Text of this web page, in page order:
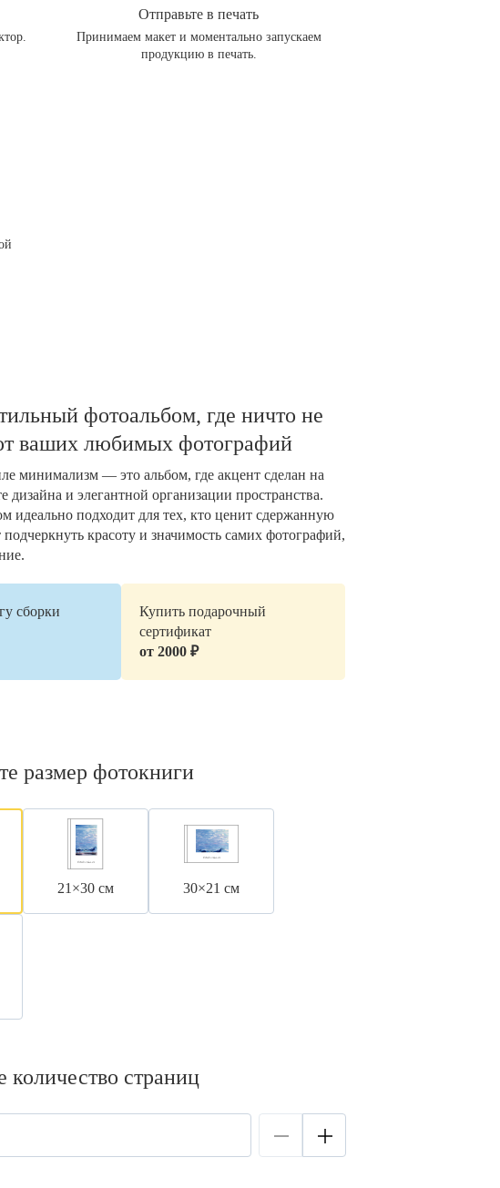
Отправьте в печать
Принимаем макет и моментально запускаем
продукцию в печать.
фотоальбом, где ничто не
ваших любимых фотографий
минимализм — это альбом, где акцент сделан на
дизайна и элегантной организации пространства.
идеально подходит для тех, кто ценит сдержанную
подчеркнуть красоту и значимость самих фотографий,
сборки
Купить подарочный
сертификат
от 2000 ₽
размер фотокниги
21×30 см 30×21 см
количество страниц